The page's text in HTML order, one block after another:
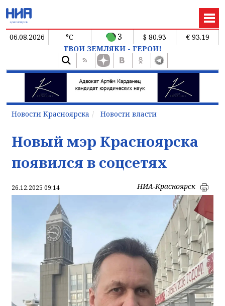
06.08.2026 °C 3 $ 80.93
€ 93.19
ТВОИ ЗЕМЛЯКИ - ГЕРОИ!
Новости Красноярска Новости власти
Новый мэр Красноярска
появился в соцсетях
26.12.2025 09:14 НИА-Красноярск